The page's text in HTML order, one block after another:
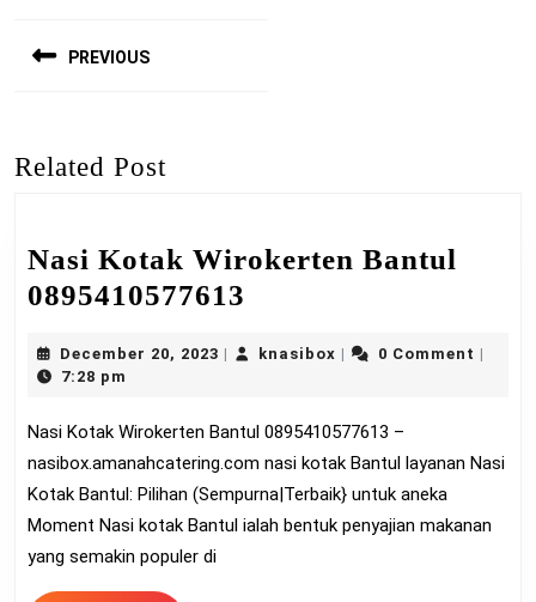
navigation
PREVIOUS
Related Post
Nasi Kotak Wirokerten Bantul
0895410577613
Wirokerten
0895410577613
December 20, 2023 December
| knasiboxknasibox
| 0 Comment |
7:28 pm
Nasi Kotak Wirokerten Bantul 0895410577613 –
nasibox.amanahcatering.com nasi kotak Bantul layanan Nasi
Kotak Bantul: Pilihan (Sempurna|Terbaik} untuk aneka
Moment Nasi kotak Bantul ialah bentuk penyajian makanan
yang semakin populer di